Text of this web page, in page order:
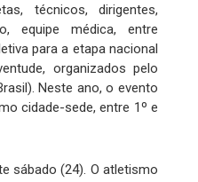
técnicos, dirigentes,
equipe médica, entre
para a etapa nacional
organizados pelo
Neste ano, o evento
cidade-sede, entre 1º e
sábado (24). O atletismo